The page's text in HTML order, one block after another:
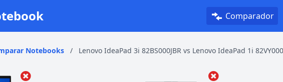
Comparador
Notebooks / Lenovo IdeaPad 3i 82BS000JBR vs Lenovo IdeaPad 1i